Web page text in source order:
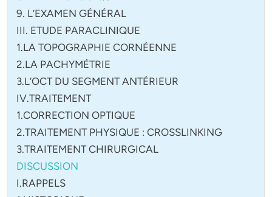
9. L’EXAMEN GÉNÉRAL
III. ETUDE PARACLINIQUE
1.LA TOPOGRAPHIE CORNÉENNE
2.LA PACHYMÉTRIE
3.L’OCT DU SEGMENT ANTÉRIEUR
IV.TRAITEMENT
1.CORRECTION OPTIQUE
2.TRAITEMENT PHYSIQUE : CROSSLINKING
3.TRAITEMENT CHIRURGICAL
DISCUSSION
I.RAPPELS